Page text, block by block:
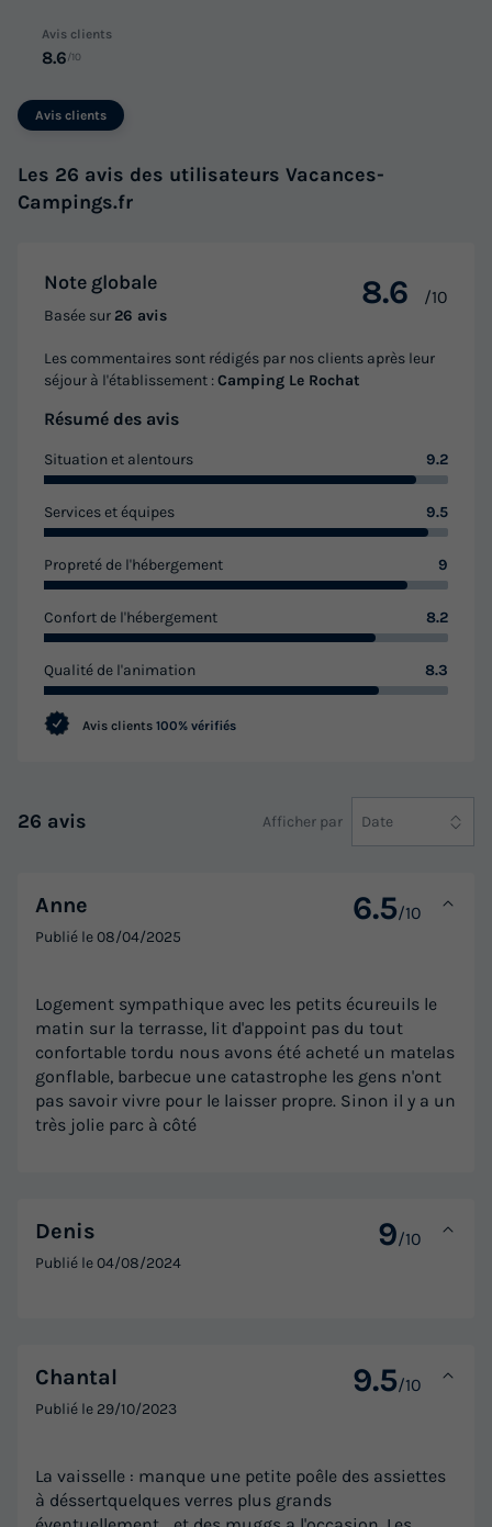
Avis clients
8.6/10
Avis clients
Les 26 avis des utilisateurs Vacances-
Campings.fr
Note globale
Basée sur 26 avis
8.6 /10
Les commentaires sont rédigés par nos clients après leur
séjour à l'établissement :Camping Le Rochat
Résumé des avis
Situation et alentours 9.2
Services et équipes 9.5
Propreté de l'hébergement 9
Confort de l'hébergement 8.2
Qualité de l'animation 8.3
Avis clients 100% vérifiés
26 avis Afficher par Date
Anne 6.5/10
Publié le08/04/2025
Logement sympathique avec les petits écureuils le
matin sur la terrasse, lit d'appoint pas du tout
confortable tordu nous avons été acheté un matelas
gonflable, barbecue une catastrophe les gens n'ont
pas savoir vivre pour le laisser propre. Sinon il y a un
très jolie parc à côté
Denis 9/10
Publié le04/08/2024
Chantal 9.5/10
Publié le 29/10/2023
La vaisselle : manque une petite poêle des assiettes
à déssertquelques verres plus grands